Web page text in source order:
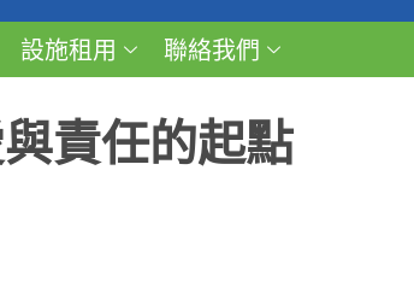
設施租用 聯絡我們
責任的起點